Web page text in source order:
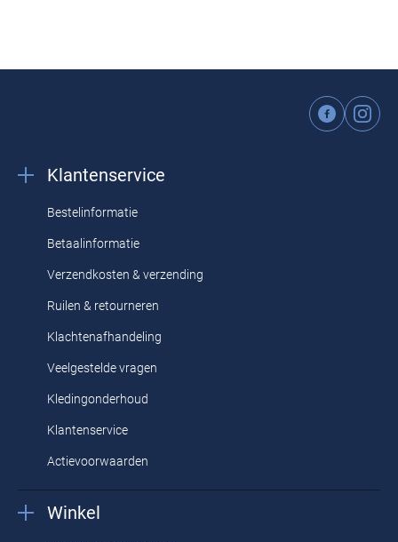
Klantenservice
Bestelinformatie
Betaalinformatie
Verzendkosten & verzending
Ruilen & retourneren
Klachtenafhandeling
Veelgestelde vragen
Kledingonderhoud
Klantenservice
Actievoorwaarden
Winkel